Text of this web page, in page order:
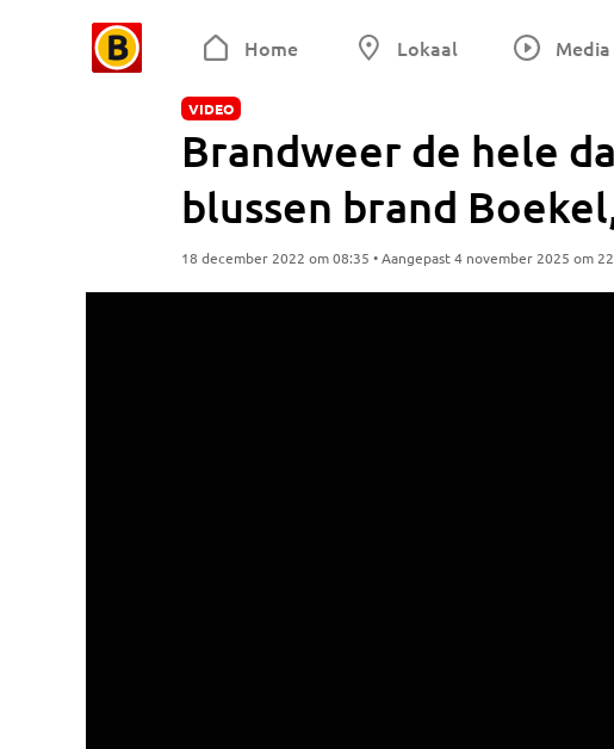
Home Lokaal Media
VIDEO
Brandweer de hele
blussen brand
18 december 2022 om 08:35 • Aangepast 4 november 2025 om